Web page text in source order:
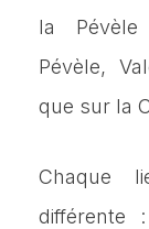
la Pévèle
Pévèle,
que sur la
Chaque
différente